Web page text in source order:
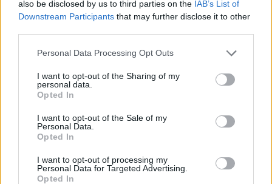
also be disclosed by us to third parties on the IAB’s List of
Downstream Participants that may further disclose it to other
Personal Data Processing Opt Outs
I want to opt-out of the Sharing of my
personal data.
Opted In
I want to opt-out of the Sale of my
Personal Data.
Opted In
I want to opt-out of processing my
Personal Data for Targeted Advertising.
Opted In
17 Alessandro Cherchi Li Punti Calcio 1976
18 Lamine Doukar Ghilarza 2
Luca Floris
VISUALIZZA TUTTO